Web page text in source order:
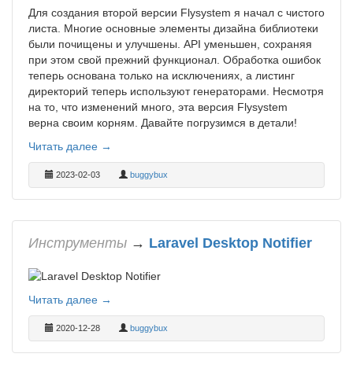
Для создания второй версии Flysystem я начал с чистого
листа. Многие основные элементы дизайна библиотеки
были почищены и улучшены. API уменьшен, сохраняя
при этом свой прежний функционал. Обработка ошибок
теперь основана только на исключениях, а листинг
директорий теперь используют генераторами. Несмотря
на то, что изменений много, эта версия Flysystem
верна своим корням. Давайте погрузимся в детали!
Читать далее →
2023-02-03 buggybux
Инструменты → Laravel Desktop Notifier
Читать далее →
2020-12-28 buggybux